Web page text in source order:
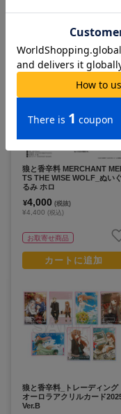
こちらの商品も
狼と香辛料 MERCHANT
TS THE WISE WOLF_ぬいぐ
るみ ホロ
¥4,000 (税抜)
¥4,400 (税込)
お取寄せ商品
カートに追加
狼と香辛料_トレーディング
オーロラアクリルカード
Ver.B